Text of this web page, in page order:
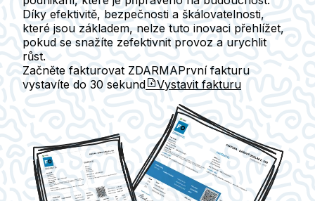
Díky efektivitě, bezpečnosti a škálovatelnosti,
které jsou základem, nelze tuto inovaci přehlížet,
pokud se snažíte zefektivnit provoz a urychlit
růst.
Začněte fakturovat ZDARMAPrvní fakturu
vystavíte do 30 sekund Vystavit fakturu